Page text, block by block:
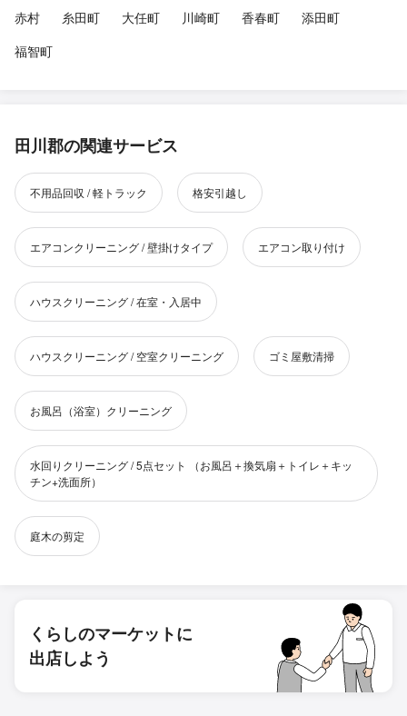
赤村
糸田町 大任町 川崎町 香春町
添田町
福智町
田川郡の関連サービス
不用品回収 / 軽トラック 格安引越し
エアコンクリーニング / 壁掛けタイプ エアコン取り付け
ハウスクリーニング / 在室・入居中
ハウスクリーニング / 空室クリーニング ゴミ屋敷清掃
お風呂（浴室）クリーニング
水回りクリーニング / 5点セット （お風呂＋換気扇＋トイレ＋キッ
チン+洗面所）
庭木の剪定
くらしのマーケットに
出店しよう